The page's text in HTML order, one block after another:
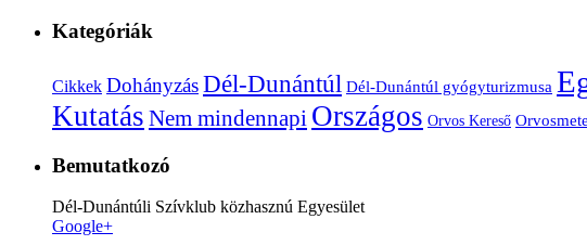
Kategóriák
Cikkek DohányzásDél-Dunántúl Dél-Dunántúl gyógyturizmusa
Kutatás Nem mindennapi Országos Orvos Kereső
Bemutatkozó
Dél-Dunántúli Szívklub közhasznú Egyesület
Google+